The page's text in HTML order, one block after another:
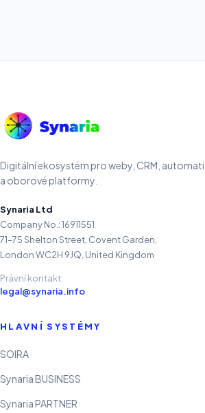
Digitální ekosystém pro weby, CRM,
a oborové platformy.
Synaria Ltd
Company No.: 16911551
71–75 Shelton Street, Covent Garden,
London WC2H 9JQ, United Kingdom
Právní kontakt:
legal@synaria.info
HLAVNÍ SYSTÉMY
SOIRA
Synaria BUSINESS
Synaria PARTNER